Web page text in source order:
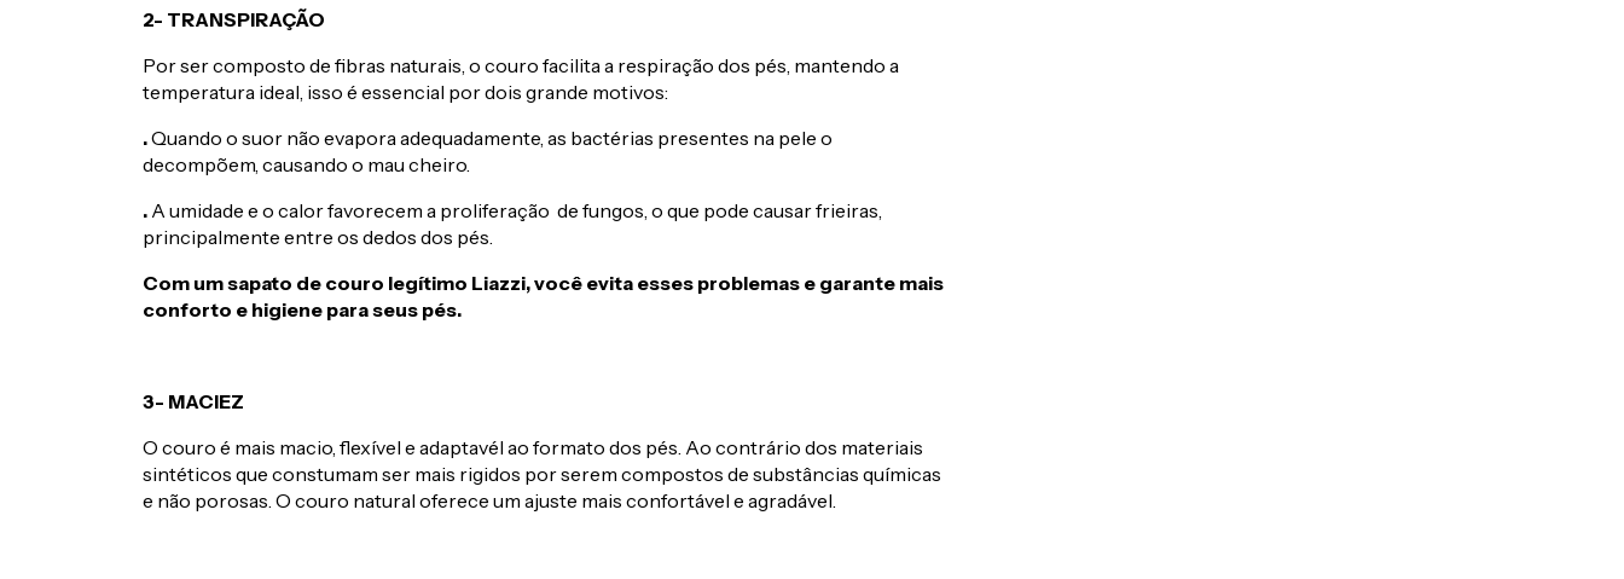
2- TRANSPIRAÇÃO
Por ser composto de fibras naturais, o couro facilita a respiração dos pés, mantendo a
temperatura ideal, isso é essencial por dois grande motivos:
.Quando o suor não evapora adequadamente, as bactérias presentes na pele o
decompõem, causando o mau cheiro.
. A umidade e o calor favorecem a proliferação de fungos, o que pode causar frieiras,
principalmente entre os dedos dos pés.
Com um sapato de couro legítimo Liazzi, você evita esses problemas e garante mais
conforto e higiene para seus pés.
3- MACIEZ
O couro é mais macio, flexível e adaptavél ao formato dos pés. Ao contrário dos materiais
sintéticos que constumam ser mais rigidos por serem compostos de substâncias químicas
e não porosas. O couro natural oferece um ajuste mais confortável e agradável.